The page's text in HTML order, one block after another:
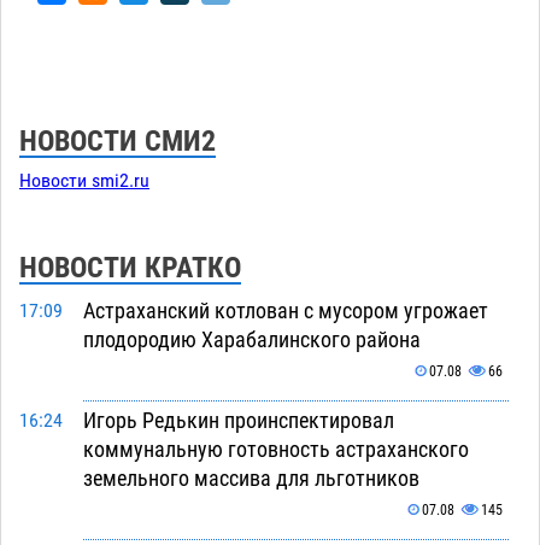
НОВОСТИ СМИ2
Новости smi2.ru
НОВОСТИ КРАТКО
17:09
Астраханский котлован с мусором угрожает
плодородию Харабалинского района
07.08 66
16:24
Игорь Редькин проинспектировал
коммунальную готовность астраханского
земельного массива для льготников
07.08 145